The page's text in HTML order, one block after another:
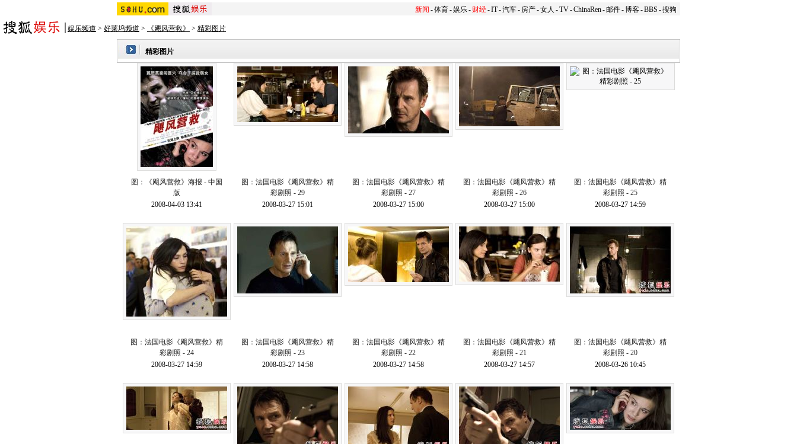
新闻 -体育-娱乐- 财经-IT-汽车- 房产-女人 -TV-ChinaRen-邮件-博客-BBS -搜狗
娱乐频道 > 好莱坞频道 > 《飓风营救》 > 精彩图片
精彩图片
图：《飓风营救》海报 - 中国
版
2008-04-03 13:41
图：法国电影《飓风营救》精
彩剧照 - 29
2008-03-27 15:01
图：法国电影《飓风营救》精
彩剧照 - 27
2008-03-27 15:00
图：法国电影《飓风营救》精
彩剧照 - 26
2008-03-27 15:00
图：法国电影《飓风营救》精
彩剧照 - 25
2008-03-27 14:59
图：法国电影《飓风营救》精
彩剧照 - 24
2008-03-27 14:59
图：法国电影《飓风营救》精
彩剧照 - 23
2008-03-27 14:58
图：法国电影《飓风营救》精
彩剧照 - 22
2008-03-27 14:58
图：法国电影《飓风营救》精
彩剧照 - 21
2008-03-27 14:57
图：法国电影《飓风营救》精
彩剧照 - 20
2008-03-26 10:45